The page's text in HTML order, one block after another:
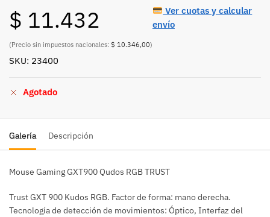
$ 11.432
(Precio sin impuestos nacionales: $ 10.346,00)
Ver cuotas y calcular
envío
SKU: 23400
Agotado
Galería Descripción
Mouse Gaming GXT900 Qudos RGB TRUST
Trust GXT 900 Kudos RGB. Factor de forma: mano derecha.
Tecnología de detección de movimientos: Óptico, Interfaz del